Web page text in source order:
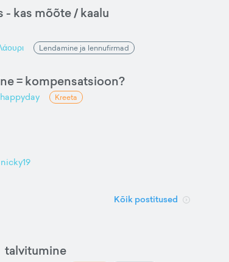
- kas mõõte / kaalu
Lendamine ja lennufirmad
= kompensatsioon?
happyday
Kreeta
nicky19
Kõik postitused
talvitumine